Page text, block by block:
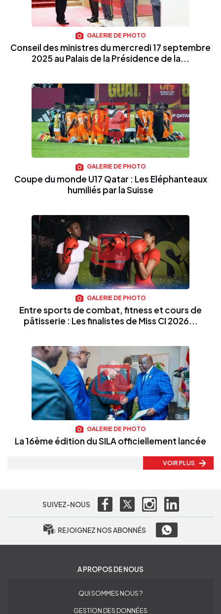
GALERIE DE PHOTO
Conseil des ministres du mercredi 17 septembre
2025 au Palais de la Présidence de la...
GALERIE DE PHOTO
Coupe du monde U17 Qatar : Les Eléphanteaux
humiliés par la Suisse
GALERIE DE PHOTO
Entre sports de combat, fitness et cours de
pâtisserie : Les finalistes de Miss CI 2026...
GALERIE DE PHOTO
La 16ème édition du SILA officiellement lancée
VOIR PLUS
SUIVEZ-NOUS
REJOIGNEZ NOS ABONNÉS
A PROPOS DE NOUS
QUI SOMMES NOUS ?
GESTION DES DONNÉES